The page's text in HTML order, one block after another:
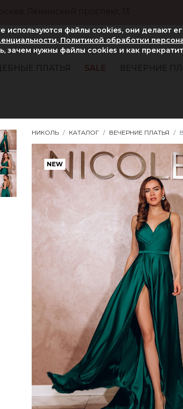
Ленинский проспект, 13
ПЛАТЬЯ SALE ВЕЧЕРНИЕ
НИКОЛЬ КАТАЛОГ ВЕЧЕРНИЕ ПЛАТЬЯ
NEW
NEW
NEW
используются файлы cookies, они делают
Политикой обработки
зачем нужны файлы сookies и как